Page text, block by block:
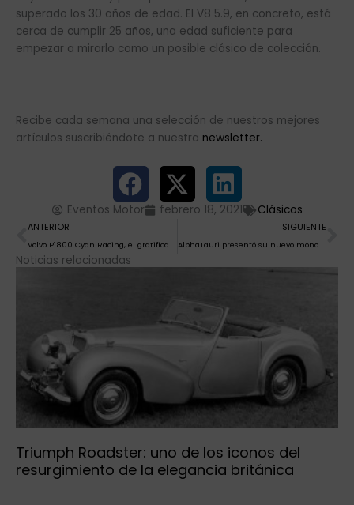
superado los 30 años de edad. El V8 5.9, en concreto, está
cerca de cumplir 25 años, una edad suficiente para
empezar a mirarlo como un posible clásico de colección.
Recibe cada semana una selección de nuestros mejores
artículos suscribiéndote a nuestra newsletter.
Eventos Motor febrero 18, 2021 Clásicos
Ant
ANTERIOR
Volvo P1800 Cyan Racing, el gratificante retorno a la conducción pura y sin ayudas
SIGUIENTE
AlphaTauri presentó su nuevo monoplaza AT02
Noticias relacionadas
Triumph Roadster: uno de los iconos del
resurgimiento de la elegancia británica